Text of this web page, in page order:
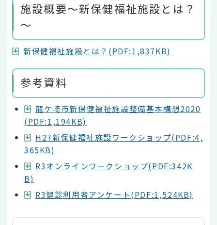
施設概要～新保健福祉施設とは？
～
新保健福祉施設とは？(PDF:1,837KB)
参考資料
龍ケ崎市新保健福祉施設整備基本構想2020
(PDF:1,194KB)
H27新保健福祉施設ワークショップ(PDF:4,
365KB)
R3オンラインワークショップ(PDF:342K
B)
R3健診利用者アンケート(PDF:1,524KB)